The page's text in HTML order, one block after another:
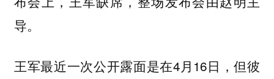
导。
王军最近一次公开露面是在4月16日，但彼